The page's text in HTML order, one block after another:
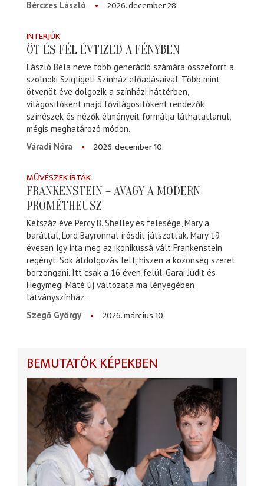
Bérczes László
2026. december 28.
INTERJÚK
ÖT ÉS FÉL ÉVTIZED A FÉNYBEN
László Béla neve több generáció számára összeforrt a
szolnoki Szigligeti Színház előadásaival. Több mint
ötvenöt éve dolgozik a színházi háttérben,
világosítóként majd fővilágosítóként rendezők,
színészek és nézők élményeit formálja láthatatlanul,
mégis meghatározó módon.
Váradi Nóra
2026. december 10.
MŰVÉSZEK ÍRTÁK
FRANKENSTEIN – AVAGY A MODERN
PROMÉTHEUSZ
Kétszáz éve Percy B. Shelley és felesége, Mary a
baráttal, Lord Bayronnal írósdit játszottak. Mary 19
évesen így írta meg az ikonikussá vált Frankenstein
regényt. Sok átdolgozás lett, hiszen a közönség szeret
borzongani. Itt csak a 16 éven felül. Garai Judit és
Hegymegi Máté új változata ma lényegében
látványszínház.
Szegő György
2026. március 10.
BEMUTATÓK KÉPEKBEN